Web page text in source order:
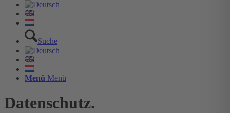
Suche
Menü Menü
Daten­schutz.